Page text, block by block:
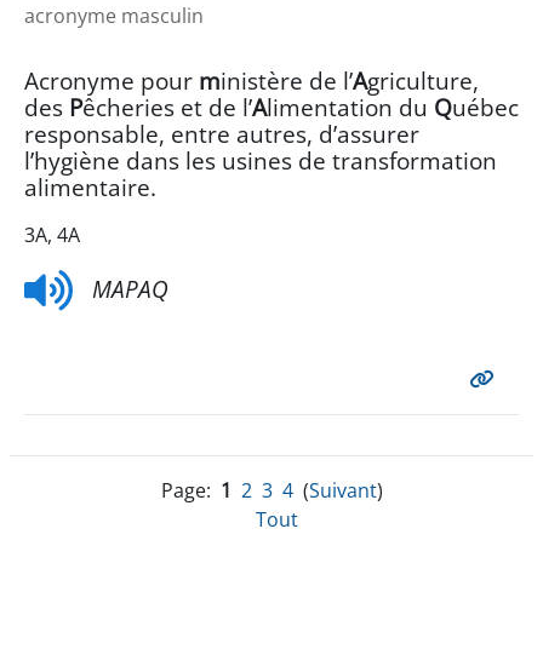
acronyme masculin
Acronyme pour ministère de l’Agriculture,
des Pêcheries et de l’Alimentation du Québec
responsable, entre autres, d’assurer
l’hygiène dans les usines de transformation
alimentaire.
3A, 4A
MAPAQ
Page: 1 2 3 4(Suivant)
Tout